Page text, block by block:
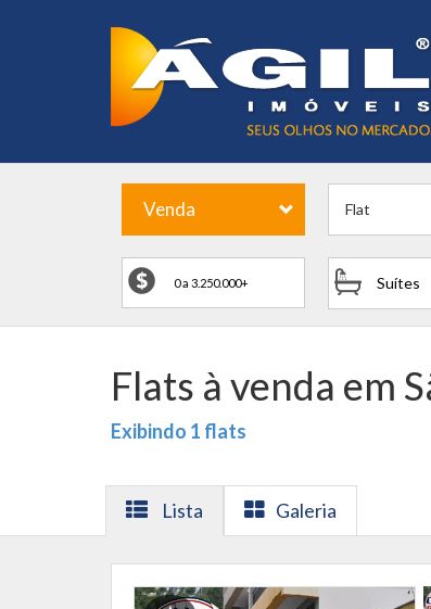
Venda Flat
Suítes
Flats à venda em
Exibindo 1 flats
Lista Galeria